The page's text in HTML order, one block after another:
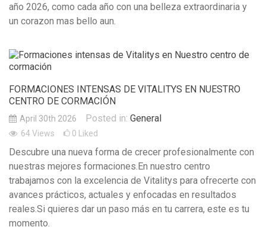
año 2026, como cada año con una belleza extraordinaria y
un corazon mas bello aun.
FORMACIONES INTENSAS DE VITALITYS EN NUESTRO
CENTRO DE CORMACIÓN
Posted in: General
April 30th 2026
64Views 0 Liked
Descubre una nueva forma de crecer profesionalmente con
nuestras mejores formaciones.En nuestro centro
trabajamos con la excelencia de Vitalitys para ofrecerte con
avances prácticos, actuales y enfocadas en resultados
reales.Si quieres dar un paso más en tu carrera, este es tu
momento.